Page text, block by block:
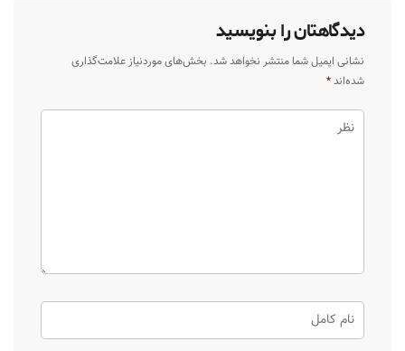
دیدگاهتان را بنویسید
نشانی ایمیل شما منتشر نخواهد شد. بخش‌های موردنیاز علامت‌گذاری
شده‌اند*